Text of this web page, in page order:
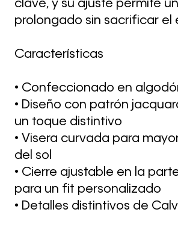
clave, y su ajuste permite
prolongado sin sacrificar el
Características
• Confeccionado en
• Diseño con patrón
un toque distintivo
• Visera curvada para
del sol
• Cierre ajustable en la
para un fit personalizado
• Detalles distintivos de